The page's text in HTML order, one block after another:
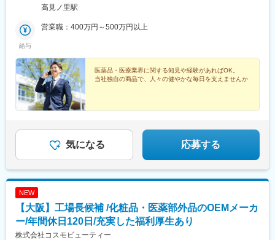
い方も大歓迎です♪※受動喫煙対策：屋内禁煙
高見ノ里駅
給与
営業職：400万円～500万円以上
医薬品・医療業界に関する知見や経験があればOK。
当社独自の商品で、人々の健やかな毎日を支えませんか
気になる 応募する
NEW
【大阪】工場長候補 /化粧品・医薬部外品のOEMメーカ
ー/年間休日120日/充実した福利厚生あり
株式会社コスモビューティー